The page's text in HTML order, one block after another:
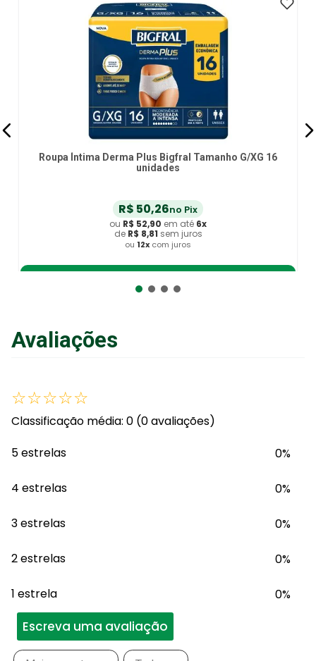
Roupa Íntima Derma Plus Bigfral Tamanho G/XG 16
unidades
R$ 50,26no Pix
ou R$ 52,90 em até 6x
de R$ 8,81 sem juros
ou 12x com juros
Avaliações
☆☆☆☆☆
Classificação média: 0 (0 avaliações)
5 estrelas
0%
4 estrelas 0%
3 estrelas 0%
2 estrelas 0%
1 estrela 0%
Escreva uma avaliação